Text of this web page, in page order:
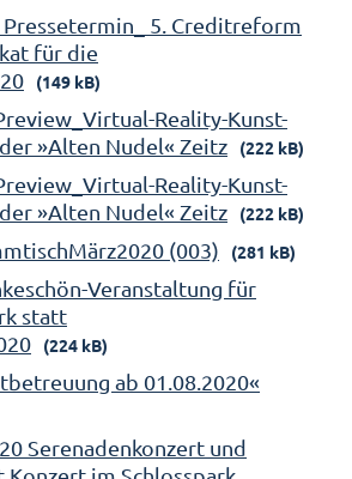
Pressetermin_ 5. Creditreform
für die
(149 kB)
Reality-Kunst-
»Alten Nudel« Zeitz
(222 kB)
Reality-Kunst-
»Alten Nudel« Zeitz
(222 kB)
(003) (281 kB)
Veranstaltung für
statt
(224 kB)
ab 01.08.2020«
Serenadenkonzert und